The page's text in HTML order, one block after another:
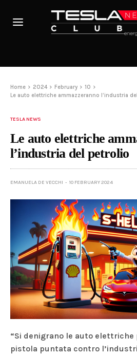
Home 2024 February
10
Le auto elettriche ammazzeranno l’industria
TESLA NEWS
Le auto elettriche
l’industria del petrolio
EMANUELA DE VECCHI 10 FEBRUARY 2024
“Si denigrano le auto elettriche
pistola puntata contro